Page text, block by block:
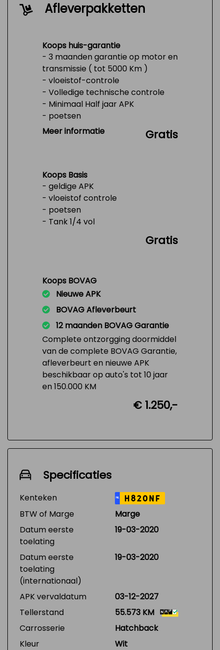
Afleverpakketten
Koops huis-garantie
- 3 maanden garantie op motor en
transmissie ( tot 5000 Km )
- vloeistof-controle
- Volledige technische controle
- Minimaal Half jaar APK
- poetsen
- Tank 1/4 vol
Meer informatie Gratis
Koops Basis
- geldige APK
- vloeistof controle
- poetsen
- Tank 1/4 vol
Gratis
Koops BOVAG
Nieuwe APK
BOVAG Afleverbeurt
12 maanden BOVAG Garantie
Complete ontzorgging doormiddel
van de complete BOVAG Garantie,
afleverbeurt en nieuwe APK
beschikbaar op auto's tot 10 jaar
en 150.000 KM
€ 1.250,-
Specificaties
Kenteken NL H820NF
BTW of Marge
Marge
Datum eerste
toelating
19-03-2020
Datum eerste
toelating
(internationaal)
19-03-2020
APK vervaldatum
03-12-2027
Tellerstand
55.573 KM
Carrosserie
Hatchback
Kleur
Wit